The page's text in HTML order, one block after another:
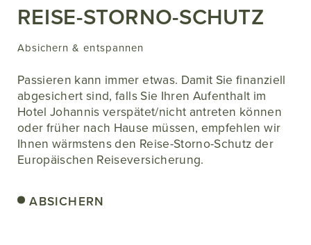
REISE-STORNO-SCHUTZ
Absichern & entspannen
Passieren kann immer etwas. Damit Sie finanziell
abgesichert sind, falls Sie Ihren Aufenthalt im
Hotel Johannis verspätet/nicht antreten können
oder früher nach Hause müssen, empfehlen wir
Ihnen wärmstens den Reise-Storno-Schutz der
Europäischen Reiseversicherung.
ABSICHERN